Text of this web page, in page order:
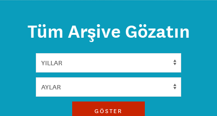
Tüm Arşive Gözatın
GÖSTER